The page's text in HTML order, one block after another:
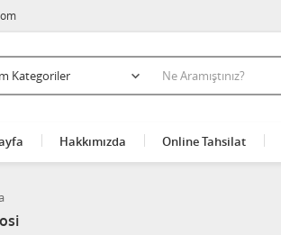
Hakkımızda Online Tahsilat